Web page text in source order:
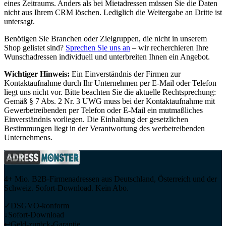
eines Zeitraums. Anders als bei Mietadressen müssen Sie die Daten
nicht aus Ihrem CRM löschen. Lediglich die Weitergabe an Dritte ist
untersagt.
Benötigen Sie Branchen oder Zielgruppen, die nicht in unserem
Shop gelistet sind? Sprechen Sie uns an – wir recherchieren Ihre
Wunschadressen individuell und unterbreiten Ihnen ein Angebot.
Wichtiger Hinweis: Ein Einverständnis der Firmen zur
Kontaktaufnahme durch Ihr Unternehmen per E-Mail oder Telefon
liegt uns nicht vor. Bitte beachten Sie die aktuelle Rechtsprechung:
Gemäß § 7 Abs. 2 Nr. 3 UWG muss bei der Kontaktaufnahme mit
Gewerbetreibenden per Telefon oder E-Mail ein mutmaßliches
Einverständnis vorliegen. Die Einhaltung der gesetzlichen
Bestimmungen liegt in der Verantwortung des werbetreibenden
Unternehmens.
4+ Mio. B2B-Firmenadressen aus Deutschland, Österreich und der
Schweiz. Sofort-Download. Kein Abo.
✓ DSGVO-konform
↓Sofort-Download
↩Geld-zurück-Garantie